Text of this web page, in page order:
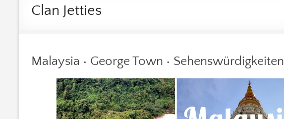
Clan Jetties
Malaysia • George Town • Sehenswürdigkeiten